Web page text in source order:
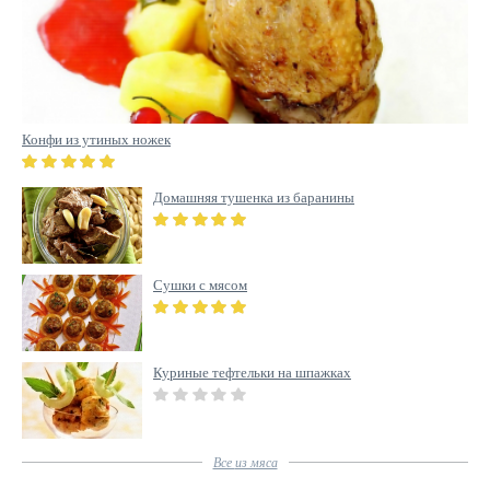
Конфи из утиных ножек
Домашняя тушенка из баранины
Сушки с мясом
Куриные тефтельки на шпажках
Всеиз мяса